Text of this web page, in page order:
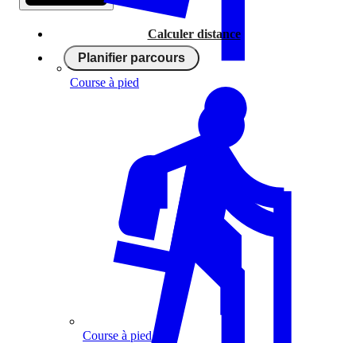
Calculer distance
Planifier parcours
Course à pied
Course à pied